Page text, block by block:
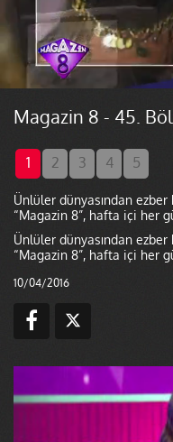
Magazin 8 - 45.
1 2 3 4 5
Ünlüler dünyasından
“Magazin 8”, hafta içi her
Ünlüler dünyasından
“Magazin 8”, hafta içi her
10/04/2016